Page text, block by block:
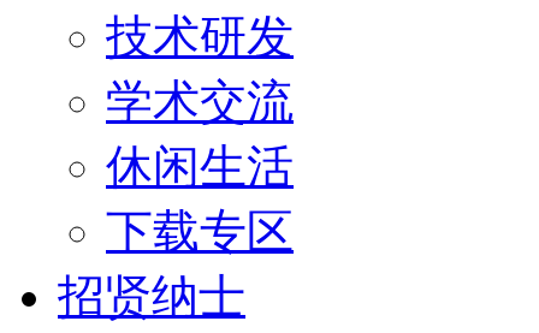
技术研发
学术交流
休闲生活
下载专区
招贤纳士